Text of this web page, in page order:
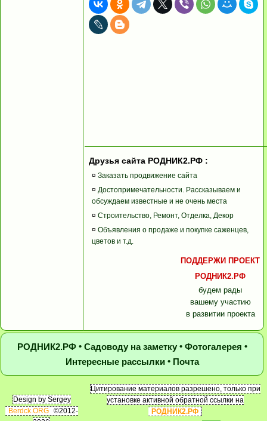
Друзья сайта РОДНИК2.РФ :
¤ Заказать продвижение сайта
¤ Достопримечательности. Рассказываем и
обсуждаем известные и не очень места
¤ Строительство, Ремонт, Отделка, Декор
¤ Объявления о продаже и покупке саженцев,
цветов и т.д.
ПОДДЕРЖИ ПРОЕКТ
РОДНИК2.РФ
будем рады
вашему участию
в развитии проекта
РОДНИК2.РФ • Садоводу на заметку• Фотогалерея •
Интересные рассылки• Почта
Design by Sergey
Berdck.ORG
©2012-
Цитирование материалов разрешено, только при
установке активной обратной ссылки на
РОДНИК2.РФ